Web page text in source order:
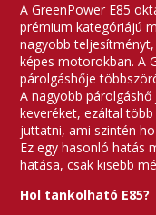
A GreenPower E85
prémium kategóriájú
nagyobb
képes motorokban. A
párolgáshője
A nagyobb
keveréket, ezáltal
juttatni, ami szintén
Ez egy hasonló hatás
hatása, csak kisebb
Hol tankolható E85?